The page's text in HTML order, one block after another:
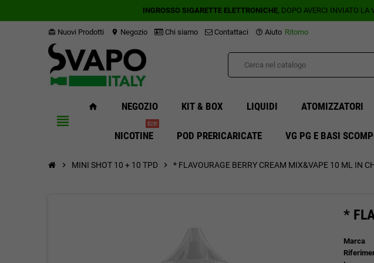
INGROSSO SIGARETTE ELETTRONICHE, DOPO AVERCI INVIATO
card_giftcard Nuovi Prodotti location_on Negozio Chi siamo Contattaci help_outline Aiuto Ritorno
view_headline
home NEGOZIO KIT & BOX LIQUIDI ATOMIZZATORI
NICOTINE
B2B!
POD PRERICARICATE VG PG E BASI
chevron_right MINI SHOT 10 + 10 TPD chevron_right * FLAVOURAGE BERRY CREAM MIX&VAPE 10 ML IN
*
Marca